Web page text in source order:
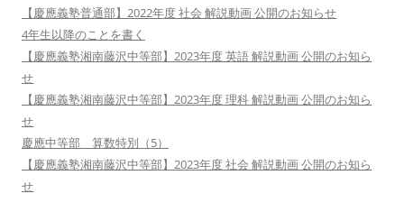
【慶應義塾普通部】2022年度 社会 解説動画 公開のお知らせ
4年生以降のことを書く
【慶應義塾湘南藤沢中等部】2023年度 英語 解説動画 公開のお知ら
せ
【慶應義塾湘南藤沢中等部】2023年度 理科 解説動画 公開のお知ら
せ
慶應中等部 算数特別（5）
【慶應義塾湘南藤沢中等部】2023年度 社会 解説動画 公開のお知ら
せ